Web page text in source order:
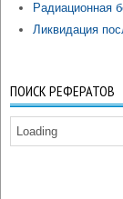
Радиационная
Ликвидация
ПОИСК РЕФЕРАТОВ
Loading